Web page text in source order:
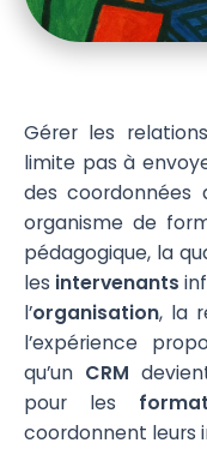
Gérer les
limite pas à
des coordonnées
organisme de
pédagogique, la
les intervenants
l’organisation, la
l’expérience
qu’un CRM
pour les
coordonnent leurs